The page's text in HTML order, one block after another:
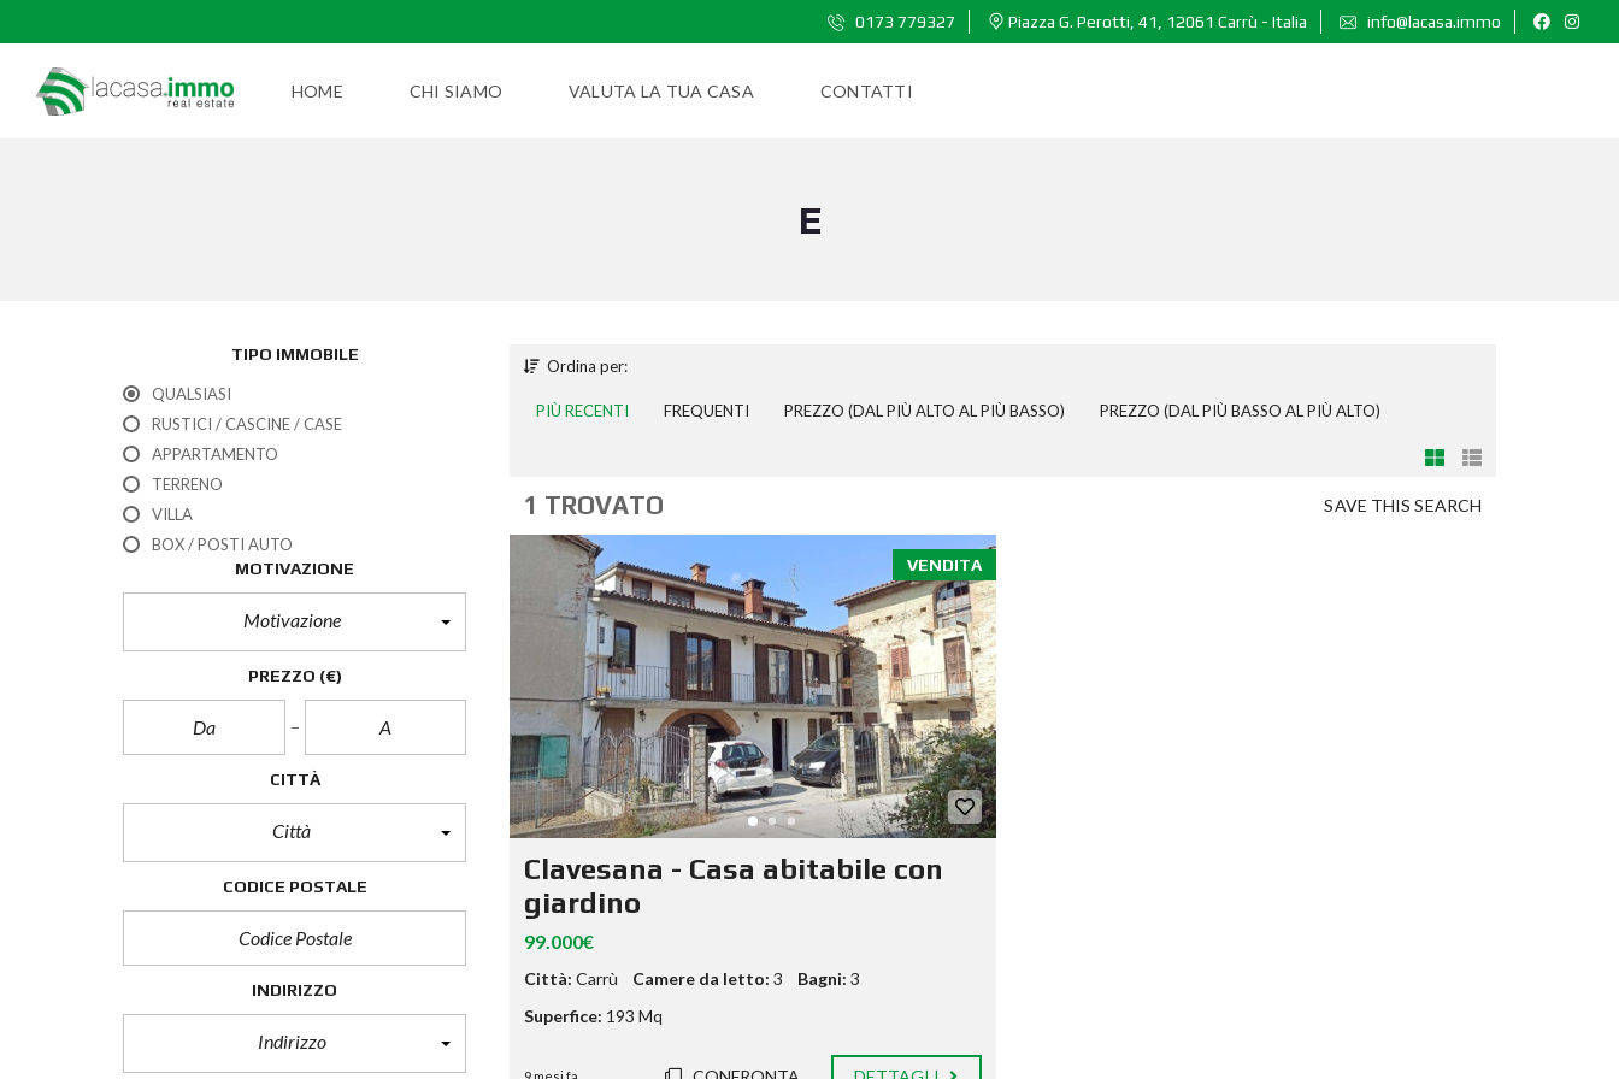
0173 779327 Piazza G. Perotti, 41, 12061 Carrù - Italia info@lacasa.immo
HOME CHI SIAMO VALUTA LA TUA CASA CONTATTI
E
TIPO IMMOBILE
QUALSIASI
RUSTICI / CASCINE / CASE
APPARTAMENTO
TERRENO
VILLA
BOX / POSTI AUTO
MOTIVAZIONE
Motivazione
PREZZO (€)
CITTÀ
Città
CODICE POSTALE
INDIRIZZO
Indirizzo
Ordina per:
PIÙ RECENTI FREQUENTI PREZZO (DAL PIÙ ALTO AL PIÙ BASSO) PREZZO (DAL PIÙ BASSO AL PIÙ ALTO)
SAVE THIS SEARCH
1 TROVATO
VENDITA
Clavesana - Casa abitabile con
giardino
99.000€
Città: Carrù Camere da letto: 3 Bagni: 3
Superfice: 193 Mq